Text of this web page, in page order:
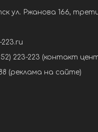
ул. Ржанова 166,
223-223 (контакт
(реклама на сайте)